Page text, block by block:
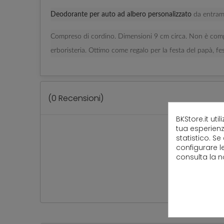
Deodorante per auto ad albero personalizzato da
Compreso di cordino. Dimensioni 9 cm circa. Non è
erboristeria. Ottimo come regalo per la festa del papà,
(0 Recensioni)
BKStore.it
tua
statistico.
configurare
consulta la